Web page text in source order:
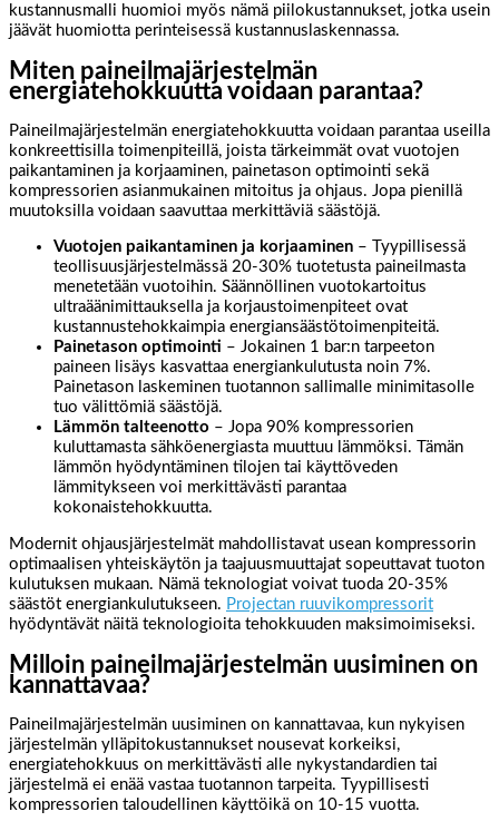
kustannusmalli huomioi myös nämä piilokustannukset, jotka usein
jäävät huomiotta perinteisessä kustannuslaskennassa.
Miten paineilmajärjestelmän
energiatehokkuutta voidaan parantaa?
Paineilmajärjestelmän energiatehokkuutta voidaan parantaa useilla
konkreettisilla toimenpiteillä, joista tärkeimmät ovat vuotojen
paikantaminen ja korjaaminen, painetason optimointi sekä
kompressorien asianmukainen mitoitus ja ohjaus. Jopa pienillä
muutoksilla voidaan saavuttaa merkittäviä säästöjä.
Vuotojen paikantaminen ja korjaaminen – Tyypillisessä
teollisuusjärjestelmässä 20-30% tuotetusta paineilmasta
menetetään vuotoihin. Säännöllinen vuotokartoitus
ultraäänimittauksella ja korjaustoimenpiteet ovat
kustannustehokkaimpia energiansäästötoimenpiteitä.
Painetason optimointi – Jokainen 1 bar:n tarpeeton
paineen lisäys kasvattaa energiankulutusta noin 7%.
Painetason laskeminen tuotannon sallimalle minimitasolle
tuo välittömiä säästöjä.
Lämmön talteenotto – Jopa 90% kompressorien
kuluttamasta sähköenergiasta muuttuu lämmöksi. Tämän
lämmön hyödyntäminen tilojen tai käyttöveden
lämmitykseen voi merkittävästi parantaa
kokonaistehokkuutta.
Modernit ohjausjärjestelmät mahdollistavat usean kompressorin
optimaalisen yhteiskäytön ja taajuusmuuttajat sopeuttavat tuoton
kulutuksen mukaan. Nämä teknologiat voivat tuoda 20-35%
säästöt energiankulutukseen. Projectan ruuvikompressorit
hyödyntävät näitä teknologioita tehokkuuden maksimoimiseksi.
Milloin paineilmajärjestelmän uusiminen on
kannattavaa?
Paineilmajärjestelmän uusiminen on kannattavaa, kun nykyisen
järjestelmän ylläpitokustannukset nousevat korkeiksi,
energiatehokkuus on merkittävästi alle nykystandardien tai
järjestelmä ei enää vastaa tuotannon tarpeita. Tyypillisesti
kompressorien taloudellinen käyttöikä on 10-15 vuotta.